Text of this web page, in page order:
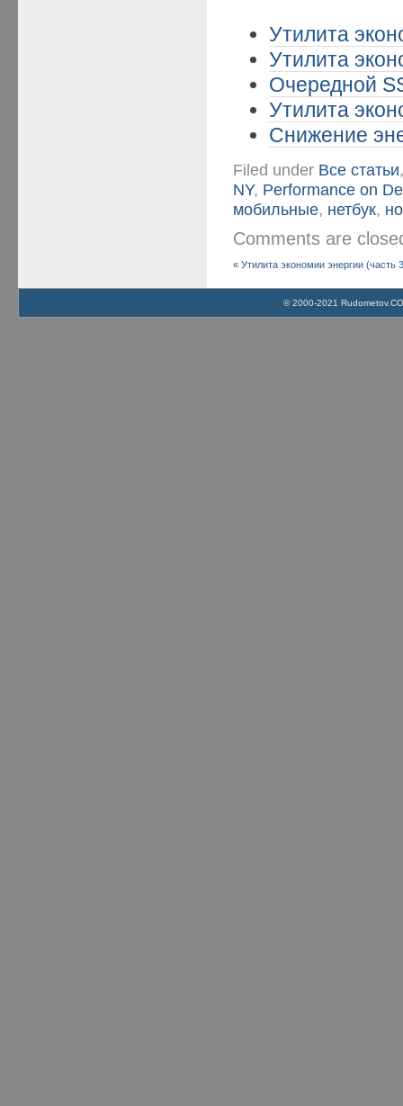
Утилита
Утилита
Очередной
Утилита
Снижение
Filed under Все статьи
NY, Performance on
мобильные, нетбук,
Comments are
«Утилита экономии энергии (часть
© 2000-2021